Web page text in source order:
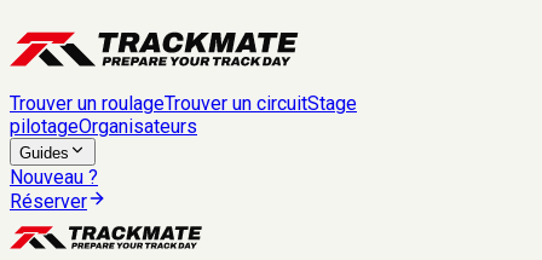
Trouver un roulageTrouver un circuitStage
pilotageOrganisateurs
Guides
Nouveau ?
Réserver